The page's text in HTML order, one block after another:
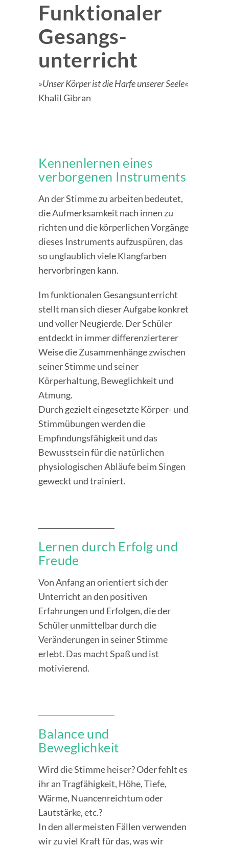
Funktionaler
Gesangs­­
Unterricht
»Unser Körper ist die Harfe unserer Seele«
Khalil Gibran
Kennenlernen eines
verborgenen Instruments
An der Stimme zu arbeiten bedeutet,
die Aufmerksamkeit nach innen zu
richten und die körperlichen Vorgänge
dieses Instruments aufzuspüren, das
so unglaublich viele Klangfarben
hervorbringen kann.
Im funktionalen Gesangsunterricht
stellt man sich dieser Aufgabe konkret
und voller Neugierde. Der Schüler
entdeckt in immer differenzierterer
Weise die Zusammenhänge zwischen
seiner Stimme und seiner
Körperhaltung, Beweglichkeit und
Atmung.
Durch gezielt eingesetzte Körper- und
Stimmübungen werden die
Empfindungsfähigkeit und das
Bewusstsein für die natürlichen
physiologischen Abläufe beim Singen
geweckt und trainiert.
Lernen durch Erfolg und
Freude
Von Anfang an orientiert sich der
Unterricht an den positiven
Erfahrungen und Erfolgen, die der
Schüler unmittelbar durch die
Veränderungen in seiner Stimme
erlebt. Das macht Spaß und ist
motivierend.
Balance und
Beweglichkeit
Wird die Stimme heiser? Oder fehlt es
ihr an Tragfähigkeit, Höhe, Tiefe,
Wärme, Nuancenreichtum oder
Lautstärke, etc.?
In den allermeisten Fällen verwenden
wir zu viel Kraft für das, was wir